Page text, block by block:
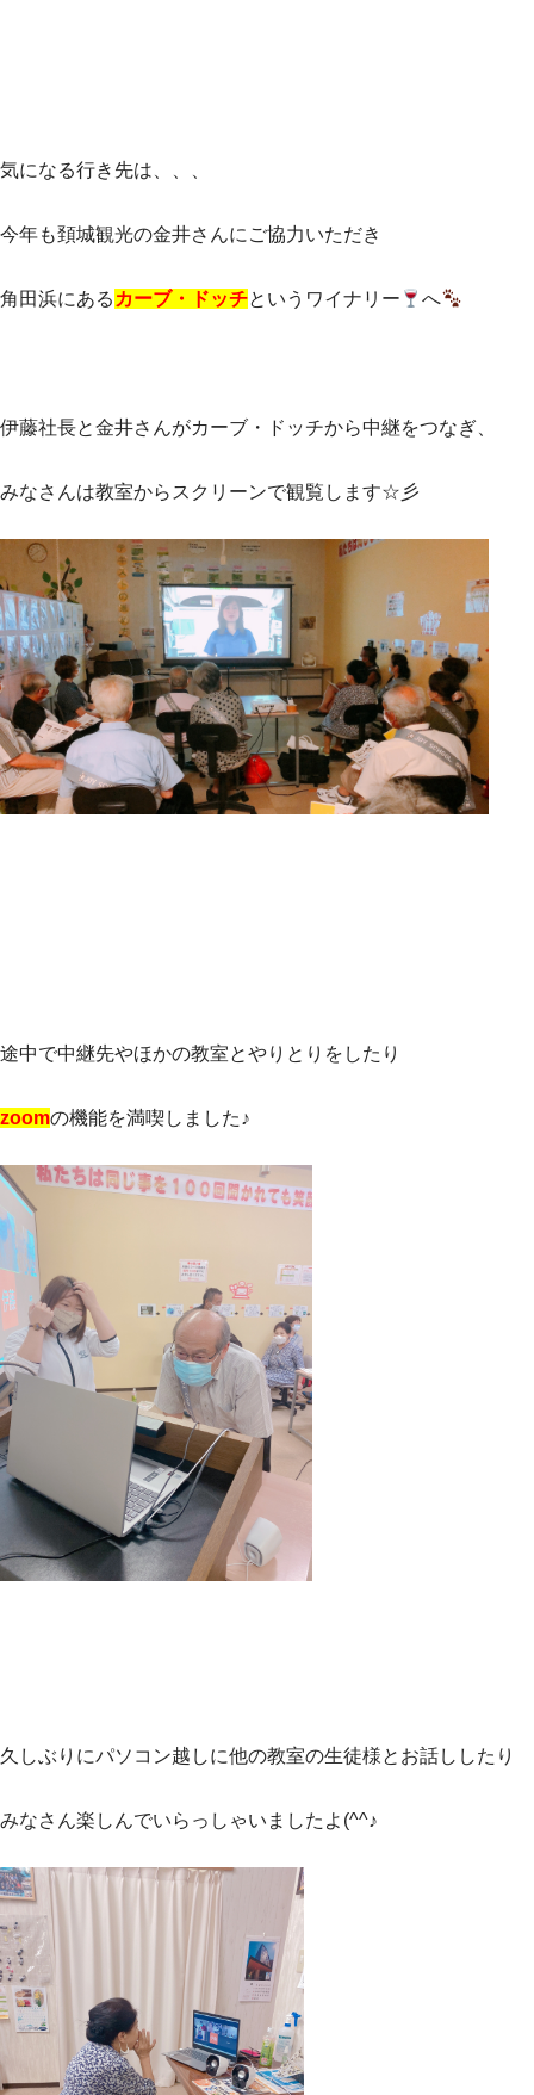
気になる行き先は、、、
今年も頚城観光の金井さんにご協力いただき
角田浜にある カーブ・ドッチというワイナリー へ
伊藤社長と金井さんがカーブ・ドッチから中継をつなぎ、
みなさんは教室からスクリーンで観覧します☆彡
途中で中継先やほかの教室とやりとりをしたり
zoomの機能を満喫しました♪
久しぶりにパソコン越しに他の教室の生徒様とお話ししたり
みなさん楽しんでいらっしゃいましたよ(^^♪